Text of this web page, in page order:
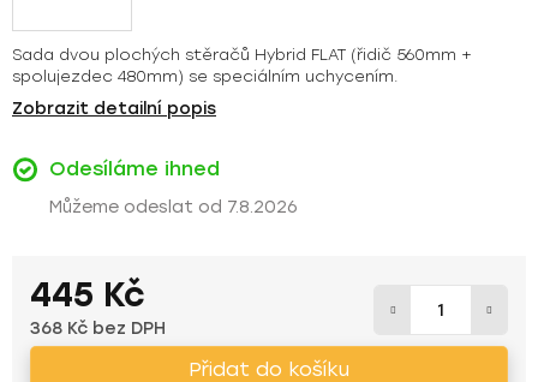
Sada dvou plochých stěračů Hybrid FLAT (řidič 560mm +
spolujezdec 480mm) se speciálním uchycením.
Zobrazit detailní popis
Odesíláme ihned
7.8.2026
445 Kč
368 Kč bez DPH
Přidat do košíku